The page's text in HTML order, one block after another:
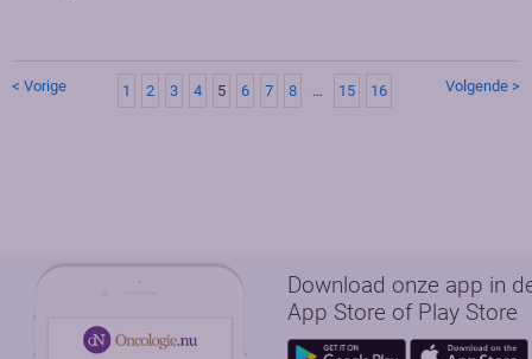
< Vorige 1 2 3 4 5 6 7 8 … 15 16 Volgende >
Download onze app in
App Store of Play Store